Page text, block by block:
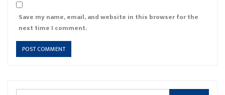
Save my name, email, and website in this browser for the
next time I comment.